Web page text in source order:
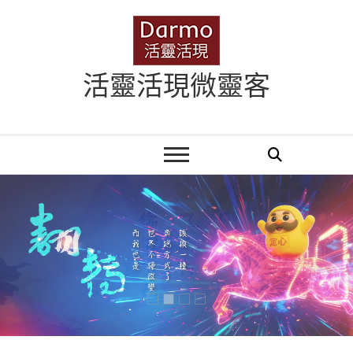
活靈活現微靈客